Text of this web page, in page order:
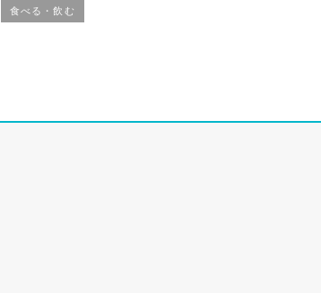
食べる・飲む